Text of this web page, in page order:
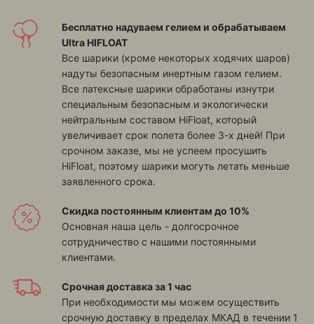
Бесплатно надуваем гелием и обрабатываем
Ultra HIFLOAT
Все шарики (кроме некоторых ходячих шаров)
надуты безопасным инертным газом гелием.
Все латексные шарики обработаны изнутри
специальным безопасным и экологически
нейтральным составом HiFloat, который
увеличивает срок полета более 3-х дней! При
срочном заказе, мы не успеем просушить
HiFloat, поэтому шарики могуть летать меньше
заявленного срока.
Скидка постоянным клиентам до 10%
Основная наша цель - долгосрочное
сотрудничество с нашими постоянными
клиентами.
Срочная доставка за 1 час
При необходимости мы можем осуществить
срочную доставку в пределах МКАД в течении 1